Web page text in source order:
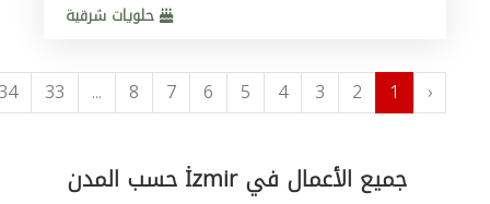
حلويات شرقية
‹
1
2
3
4
5
6
7
8
...
33
جميع الأعمال في İzmir حسب المدن